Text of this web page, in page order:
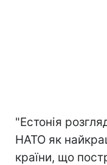
"Естонія
НАТО як
країни, що